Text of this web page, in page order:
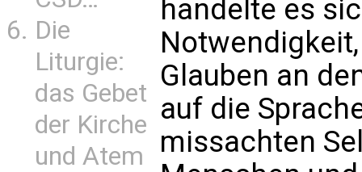
Die
Liturgie:
das Gebet
der Kirche
und Atem
handelte es
Notwendigkeit,
Glauben an
auf die
missachten